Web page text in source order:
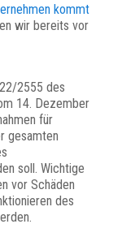
kommt
wir bereits vor
2555 des
14. Dezember
für
gesamten
soll. Wichtige
vor Schäden
des